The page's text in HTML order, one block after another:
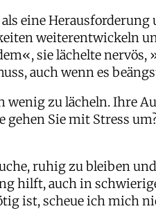
eine
weiterentwickeln
sie lächelte nervös,
auch wenn es
wenig zu lächeln. Ihre
gehen Sie mit Stress
ruhig zu bleiben
hilft, auch in
ist, scheue ich mich